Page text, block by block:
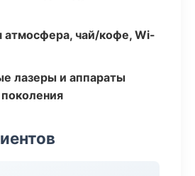
атмосфера, чай/кофе, Wi-
лазеры и аппараты